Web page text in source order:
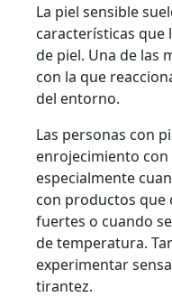
La piel sensible
características
de piel. Una de las
con la que
del entorno.
Las personas con
enrojecimiento
especialmente
con productos que
fuertes o cuando
de temperatura.
experimentar
tirantez.